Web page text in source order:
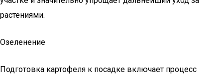
растениями.
Озеленение
Подготовка картофеля к посадке включает процесс